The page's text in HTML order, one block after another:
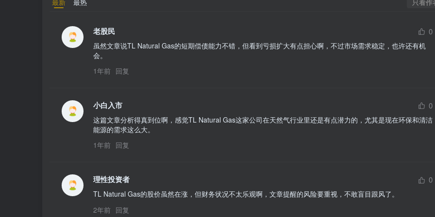
最新 最热
老股民 0
虽然文章说TL Natural Gas的短期偿债能力不错，但看到亏损扩大有点担心啊，不过市场需求稳定，也许还有机
会。
1年前 回复
小白入市 0
这篇文章分析得真到位啊，感觉TL Natural Gas这家公司在天然气行业里还是有点潜力的，尤其是现在环保和清洁
能源的需求这么大。
1年前 回复
理性投资者 0
TL Natural Gas的股价虽然在涨，但财务状况不太乐观啊，文章提醒的风险要重视，不敢盲目跟风了。
2年前 回复